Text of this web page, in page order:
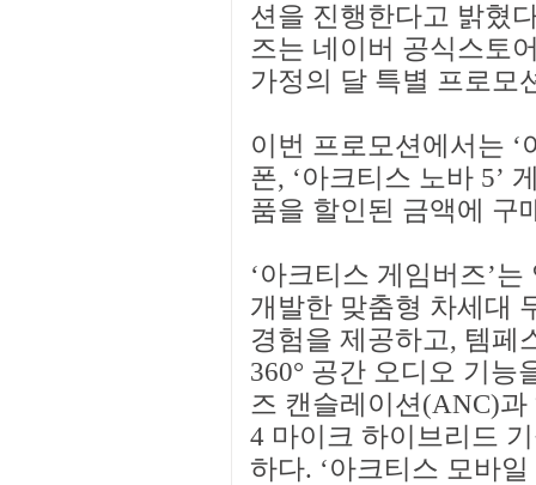
션을 진행한다고 밝혔
즈는 네이버 공식스토
가정의 달 특별 프로모
이번 프로모션에서는 ‘
폰, ‘아크티스 노바 5’
품을 할인된 금액에 구
‘아크티스 게임버즈’
개발한 맞춤형 차세대
경험을 제공하고, 템페
360° 공간 오디오 기능
즈 캔슬레이션(ANC)
4 마이크 하이브리드
하다. ‘아크티스 모바